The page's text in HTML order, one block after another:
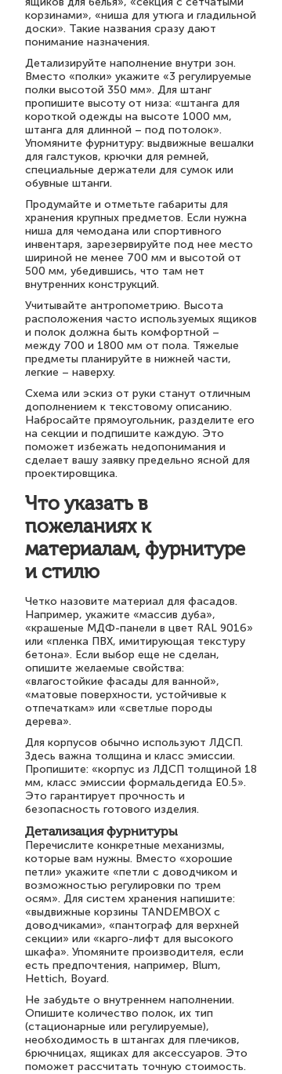
корзинами», «ниша для утюга и гладильной
доски». Такие названия сразу дают
понимание назначения.
Детализируйте наполнение внутри зон.
Вместо «полки» укажите «3 регулируемые
полки высотой 350 мм». Для штанг
пропишите высоту от низа: «штанга для
короткой одежды на высоте 1000 мм,
штанга для длинной – под потолок».
Упомяните фурнитуру: выдвижные вешалки
для галстуков, крючки для ремней,
специальные держатели для сумок или
обувные штанги.
Продумайте и отметьте габариты для
хранения крупных предметов. Если нужна
ниша для чемодана или спортивного
инвентаря, зарезервируйте под нее место
шириной не менее 700 мм и высотой от
500 мм, убедившись, что там нет
внутренних конструкций.
Учитывайте антропометрию. Высота
расположения часто используемых ящиков
и полок должна быть комфортной –
между 700 и 1800 мм от пола. Тяжелые
предметы планируйте в нижней части,
легкие – наверху.
Схема или эскиз от руки станут отличным
дополнением к текстовому описанию.
Набросайте прямоугольник, разделите его
на секции и подпишите каждую. Это
поможет избежать недопонимания и
сделает вашу заявку предельно ясной для
проектировщика.
Что указать в
пожеланиях к
материалам, фурнитуре
и стилю
Четко назовите материал для фасадов.
Например, укажите «массив дуба»,
«крашеные МДФ-панели в цвет RAL 9016»
или «пленка ПВХ, имитирующая текстуру
бетона». Если выбор еще не сделан,
опишите желаемые свойства:
«влагостойкие фасады для ванной»,
«матовые поверхности, устойчивые к
отпечаткам» или «светлые породы
дерева».
Для корпусов обычно используют ЛДСП.
Здесь важна толщина и класс эмиссии.
Пропишите: «корпус из ЛДСП толщиной 18
мм, класс эмиссии формальдегида E0.5».
Это гарантирует прочность и
безопасность готового изделия.
Детализация фурнитуры
Перечислите конкретные механизмы,
которые вам нужны. Вместо «хорошие
петли» укажите «петли с доводчиком и
возможностью регулировки по трем
осям». Для систем хранения напишите:
«выдвижные корзины TANDEMBOX с
доводчиками», «пантограф для верхней
секции» или «карго-лифт для высокого
шкафа». Упомяните производителя, если
есть предпочтения, например, Blum,
Hettich, Boyard.
Не забудьте о внутреннем наполнении.
Опишите количество полок, их тип
(стационарные или регулируемые),
необходимость в штангах для плечиков,
брючницах, ящиках для аксессуаров. Это
поможет рассчитать точную стоимость.